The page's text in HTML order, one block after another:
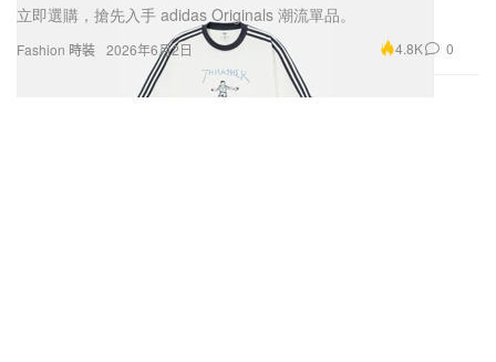
Fashion 時裝
立即選購，搶先入手 adidas Originals 潮流單品。
2026年6月2日 4.8K 0